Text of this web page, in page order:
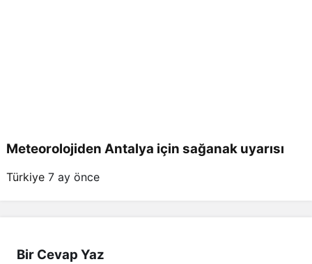
Meteorolojiden Antalya için sağanak uyarısı
Türkiye 7 ay önce
Bir Cevap Yaz